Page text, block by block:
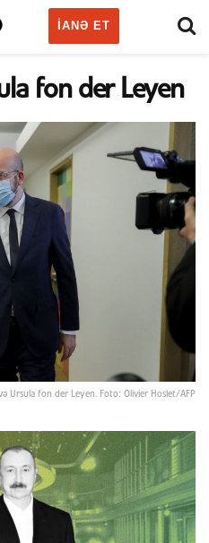
IANƏ ET
fon der Leyen
Ursula fon der Leyen. Foto: Olivier Hoslet/AFP